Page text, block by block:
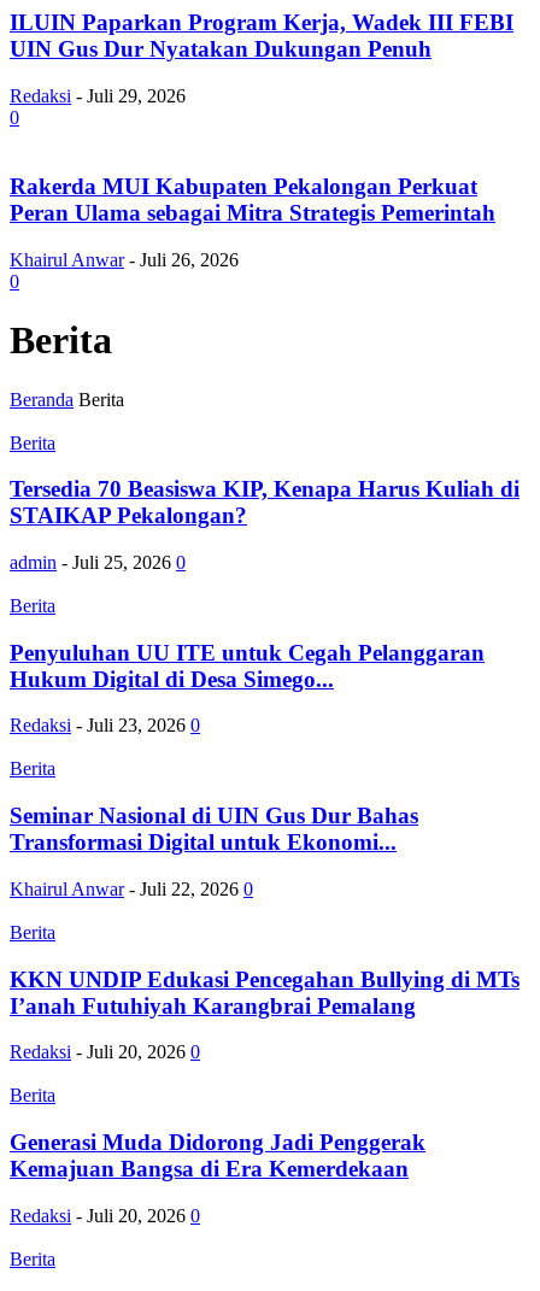
ILUIN Paparkan Program Kerja, Wadek III FEBI
UIN Gus Dur Nyatakan Dukungan Penuh
Redaksi - Juli 29, 2026
0
Rakerda MUI Kabupaten Pekalongan Perkuat
Peran Ulama sebagai Mitra Strategis Pemerintah
Khairul Anwar - Juli 26, 2026
0
Berita
Beranda Berita
Berita
Tersedia 70 Beasiswa KIP, Kenapa Harus Kuliah di
STAIKAP Pekalongan?
admin - Juli 25, 2026 0
Berita
Penyuluhan UU ITE untuk Cegah Pelanggaran
Hukum Digital di Desa Simego...
Redaksi - Juli 23, 2026 0
Berita
Seminar Nasional di UIN Gus Dur Bahas
Transformasi Digital untuk Ekonomi...
Khairul Anwar - Juli 22, 2026 0
Berita
KKN UNDIP Edukasi Pencegahan Bullying di MTs
I’anah Futuhiyah Karangbrai Pemalang
Redaksi - Juli 20, 2026 0
Berita
Generasi Muda Didorong Jadi Penggerak
Kemajuan Bangsa di Era Kemerdekaan
Redaksi - Juli 20, 2026 0
Berita